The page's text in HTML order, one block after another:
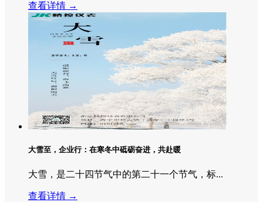
查看详情 →
大雪至，企业行：在寒冬中砥砺奋进，共赴暖
大雪，是二十四节气中的第二十一个节气，标...
查看详情 →